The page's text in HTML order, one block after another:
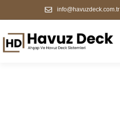
info@havuzdeck.com.tr